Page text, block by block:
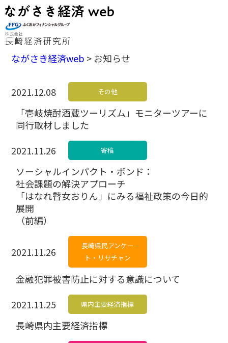
ながさき経済web > お知らせ
2021.12.08 その他
「壱岐焼酎酒蔵ツーリズム」モニターツアーに
同行取材しました
2021.11.26
寄稿
ソーシャルインパクト・ボンド：
社会課題の解決アプローチ
「はなれ瞽女おりん」にみる福祉政策の今日的
展開
（前編）
2021.11.26
長崎県民アンケー
ト・リサチャン
金融犯罪被害防止に対する意識について
2021.11.25
県内主要経済指標
長崎県内主要経済指標